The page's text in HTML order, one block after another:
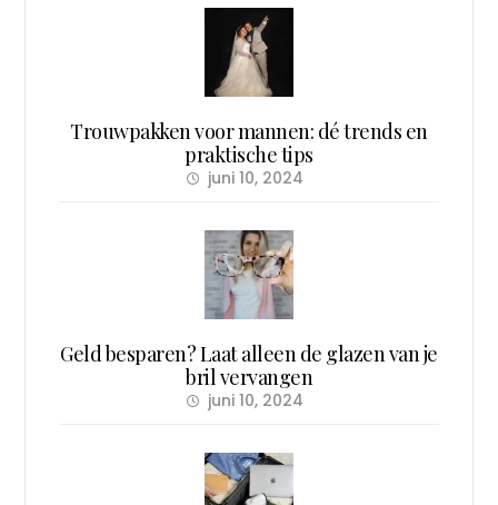
Trouwpakken voor mannen: dé trends en
praktische tips
juni 10, 2024
Geld besparen? Laat alleen de glazen van je
bril vervangen
juni 10, 2024